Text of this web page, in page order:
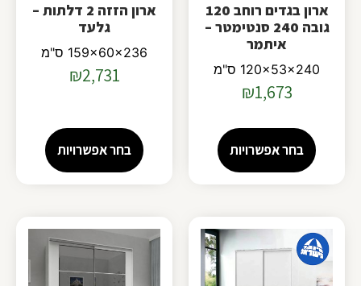
ארון בגדים רוחב 120
גובה 240 סנטימטר –
איתמר
120x53x240 ס"מ
₪1,673
בחר אפשרויות
ארון הזזה 2 דלתות –
גלעד
159x60x236 ס"מ
₪2,731
בחר אפשרויות